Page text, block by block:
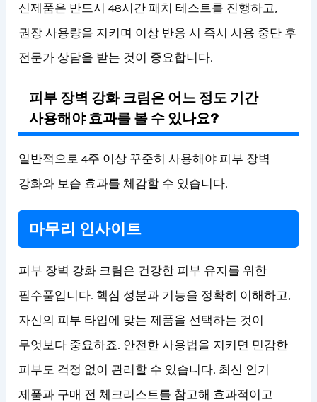
신제품은 반드시 48시간 패치 테스트를 진행하고,
권장 사용량을 지키며 이상 반응 시 즉시 사용 중단 후
전문가 상담을 받는 것이 중요합니다.
피부 장벽 강화 크림은 어느 정도 기간
사용해야 효과를 볼 수 있나요?
일반적으로 4주 이상 꾸준히 사용해야 피부 장벽
강화와 보습 효과를 체감할 수 있습니다.
마무리 인사이트
피부 장벽 강화 크림은 건강한 피부 유지를 위한
필수품입니다. 핵심 성분과 기능을 정확히 이해하고,
자신의 피부 타입에 맞는 제품을 선택하는 것이
무엇보다 중요하죠. 안전한 사용법을 지키면 민감한
피부도 걱정 없이 관리할 수 있습니다. 최신 인기
제품과 구매 전 체크리스트를 참고해 효과적이고